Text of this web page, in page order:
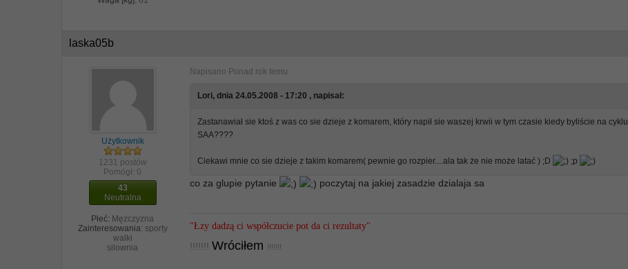
laska05b
Użytkownik
1231 postów
Pomógł: 0
43
Neutralna
Płeć: Mężczyzna
Zainteresowania: sporty
walki
silownia
Napisano Ponad rok temu
Lori, dnia 24.05.2008 - 17:20 , napisał:
Zastanawiał sie ktoś z was co sie dzieje z komarem, który napił sie waszej krwii w tym czasie kiedy byliście na cyklu
SAA????
Ciekawi mnie co sie dzieje z takim komarem( pewnie go rozpier....ala tak że nie może latać ) ;D ;p
co za glupie pytanie poczytaj na jakiej zasadzie dzialaja sa
"Łzy dadzą ci współczucie pot da ci rezultaty"
!!!!!!!Wróciłem !!!!!!!